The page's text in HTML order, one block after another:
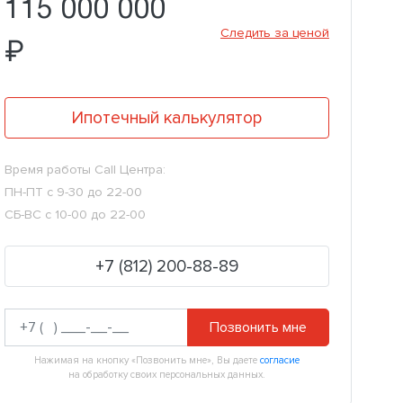
115 000 000
₽
Следить за ценой
Ипотечный калькулятор
Время работы Call Центра:
ПН-ПТ с 9-30 до 22-00
СБ-ВС с 10-00 до 22-00
+7 (812) 200-88-89
Позвонить мне
Нажимая на кнопку «Позвонить мне», Вы даете согласие
на обработку своих персональных данных.